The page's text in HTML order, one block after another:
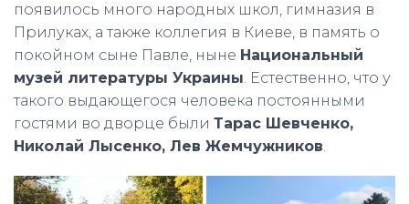
появилось много народных школ, гимназия в
Прилуках, а также коллегия в Киеве, в память о
покойном сыне Павле, ныне Национальный
музей литературы Украины. Естественно, что у
такого выдающегося человека постоянными
гостями во дворце были Тарас Шевченко,
Николай Лысенко, Лев Жемчужников.